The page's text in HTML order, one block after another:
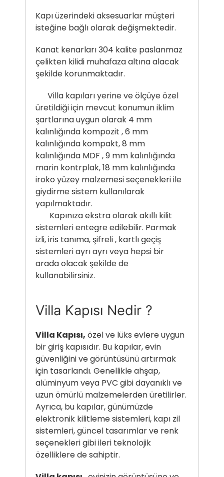
Kapı üzerindeki aksesuarlar müşteri
isteğine bağlı olarak değişmektedir.
Kanat kenarları 304 kalite paslanmaz
çelikten kilidi muhafaza altına alacak
şekilde korunmaktadır.
Villa kapıları yerine ve ölçüye özel
üretildiği için mevcut konumun iklim
şartlarına uygun olarak 4 mm
kalınlığında kompozit , 6 mm
kalınlığında kompakt, 8 mm
kalınlığında MDF , 9 mm kalınlığında
marin kontrplak, 18 mm kalınlığında
iroko yüzey malzemesi seçenekleri ile
giydirme sistem kullanılarak
yapılmaktadır.
Kapınıza ekstra olarak akıllı kilit
sistemleri entegre edilebilir. Parmak
izli, iris tanıma, şifreli , kartlı geçiş
sistemleri ayrı ayrı veya hepsi bir
arada olacak şekilde de
kullanabilirsiniz.
Villa Kapısı Nedir ?
Villa Kapısı, özel ve lüks evlere uygun
bir giriş kapısıdır. Bu kapılar, evin
güvenliğini ve görüntüsünü artırmak
için tasarlandı. Genellikle ahşap,
alüminyum veya PVC gibi dayanıklı ve
uzun ömürlü malzemelerden üretilirler.
Ayrıca, bu kapılar, günümüzde
elektronik kilitleme sistemleri, kapı zil
sistemleri, güncel tasarımlar ve renk
seçenekleri gibi ileri teknolojik
özelliklere de sahiptir.